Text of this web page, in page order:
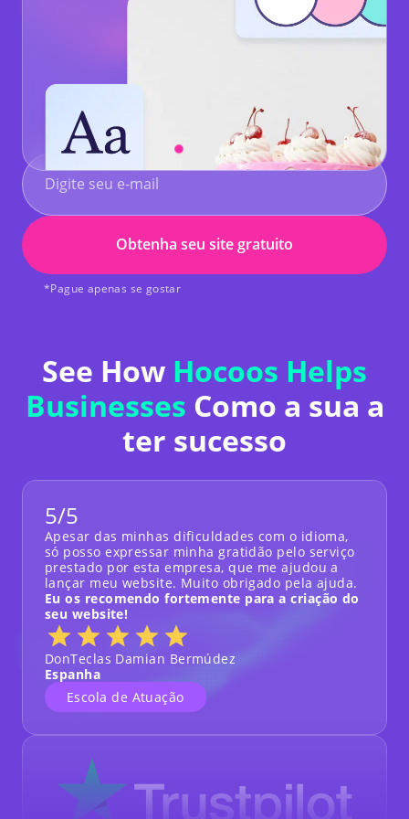
Obtenha seu site gratuito
*Pague apenas se gostar
See How Hocoos Helps
Businesses Como a sua a
ter sucesso
5/5
Apesar das minhas dificuldades com o idioma,
só posso expressar minha gratidão pelo serviço
prestado por esta empresa, que me ajudou a
lançar meu website. Muito obrigado pela ajuda.
Eu os recomendo fortemente para a criação do
seu website!
DonTeclas Damian Bermúdez
Espanha
Escola de Atuação